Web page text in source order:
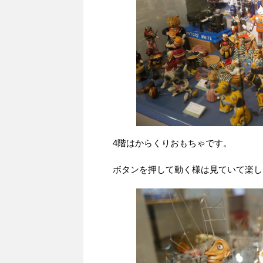
4階はからくりおもちゃです。
ボタンを押して動く様は見ていて楽